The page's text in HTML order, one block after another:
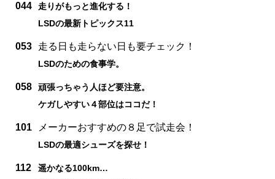
044
走りがもっと進化する！
LSDの最新トピックス11
053 走る日も走らない日も要チェック！
LSDのための食事学。
058
頑張っちゃう人ほど要注意。
ケガしやすい４部位はココだ！
101 メーカーおすすめの８足で試走会！
LSDの最適シューズを探せ！
112
遥かなる100km…